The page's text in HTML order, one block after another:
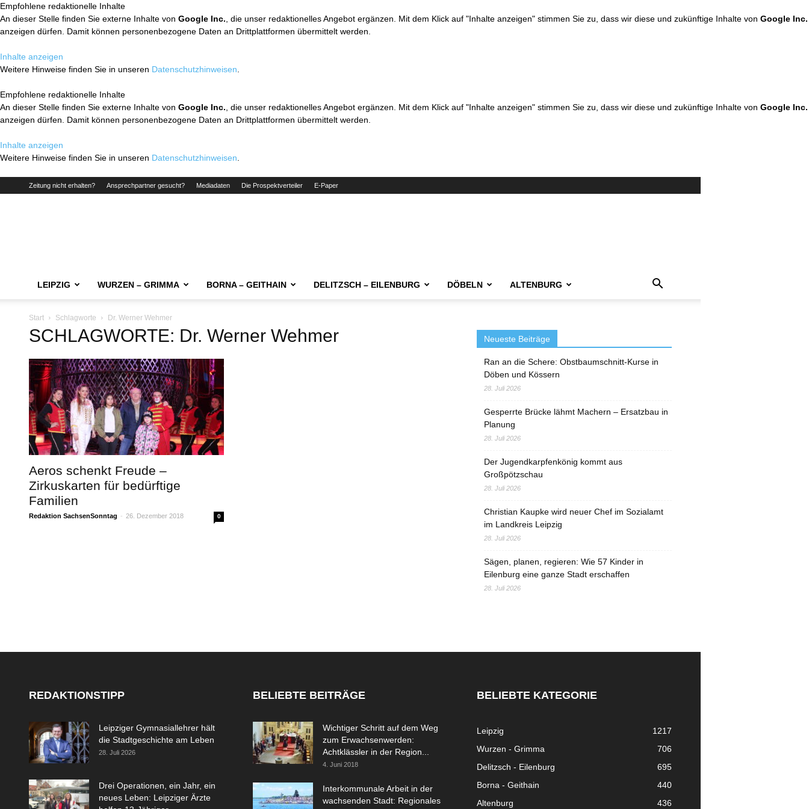
Empfohlene redaktionelle Inhalte
An dieser Stelle finden Sie externe Inhalte von Google Inc. , die unser redaktionelles Angebot ergänzen. Mit dem Klick auf "Inhalte anzeigen" stimmen Sie zu, dass wir diese und zukünftige Inhalte von Google Inc.
anzeigen dürfen. Damit können personenbezogene Daten an Drittplattformen übermittelt werden.
Inhalte anzeigen
Weitere Hinweise finden Sie in unseren Datenschutzhinweisen
Empfohlene redaktionelle Inhalte
An dieser Stelle finden Sie externe Inhalte von Google Inc. , die unser redaktionelles Angebot ergänzen. Mit dem Klick auf "Inhalte anzeigen" stimmen Sie zu, dass wir diese und zukünftige Inhalte von Google Inc.
anzeigen dürfen. Damit können personenbezogene Daten an Drittplattformen übermittelt werden.
Inhalte anzeigen
Weitere Hinweise finden Sie in unseren Datenschutzhinweisen
Zeitung nicht erhalten? Ansprechpartner gesucht? Mediadaten Die Prospektverteiler E-Paper
LEIPZIG WURZEN – GRIMMA BORNA – GEITHAIN DELITZSCH – EILENBURG DÖBELN ALTENBURG
Start Schlagworte Dr. Werner Wehmer
SCHLAGWORTE: Dr. Werner Wehmer
Aeros schenkt Freude –
Zirkuskarten für bedürftige
Familien
Redaktion SachsenSonntag - 26. Dezember 2018 0
Neueste Beiträge
Ran an die Schere: Obstbaumschnitt-Kurse in
Döben und Kössern
28. Juli 2026
Gesperrte Brücke lähmt Machern – Ersatzbau in
Planung
28. Juli 2026
Der Jugendkarpfenkönig kommt aus
Großpötzschau
28. Juli 2026
Christian Kaupke wird neuer Chef im Sozialamt
im Landkreis Leipzig
28. Juli 2026
Sägen, planen, regieren: Wie 57 Kinder in
Eilenburg eine ganze Stadt erschaffen
28. Juli 2026
REDAKTIONSTIPP
Leipziger Gymnasiallehrer hält
die Stadtgeschichte am Leben
28. Juli 2026
Drei Operationen, ein Jahr, ein
neues Leben: Leipziger Ärzte
BELIEBTE BEITRÄGE
Wichtiger Schritt auf dem Weg
zum Erwachsenwerden:
Achtklässler in der Region...
4. Juni 2018
Interkommunale Arbeit in der
wachsenden Stadt: Regionales
BELIEBTE KATEGORIE
Leipzig
1217
Wurzen - Grimma
706
Delitzsch - Eilenburg
695
Borna - Geithain
440
Altenburg
436